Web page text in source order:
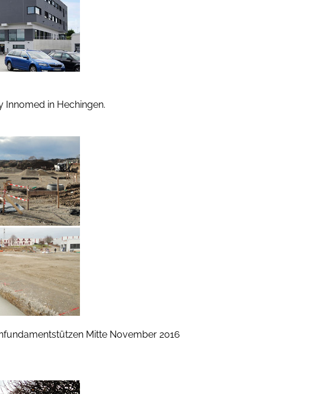
Innomed in Hechingen.
Mitte November 2016